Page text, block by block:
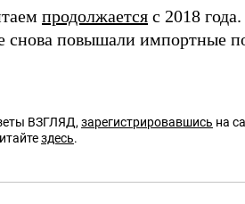
продолжается с 2018
снова повышали импортные
ВЗГЛЯД, зарегистрировавшись на
здесь.